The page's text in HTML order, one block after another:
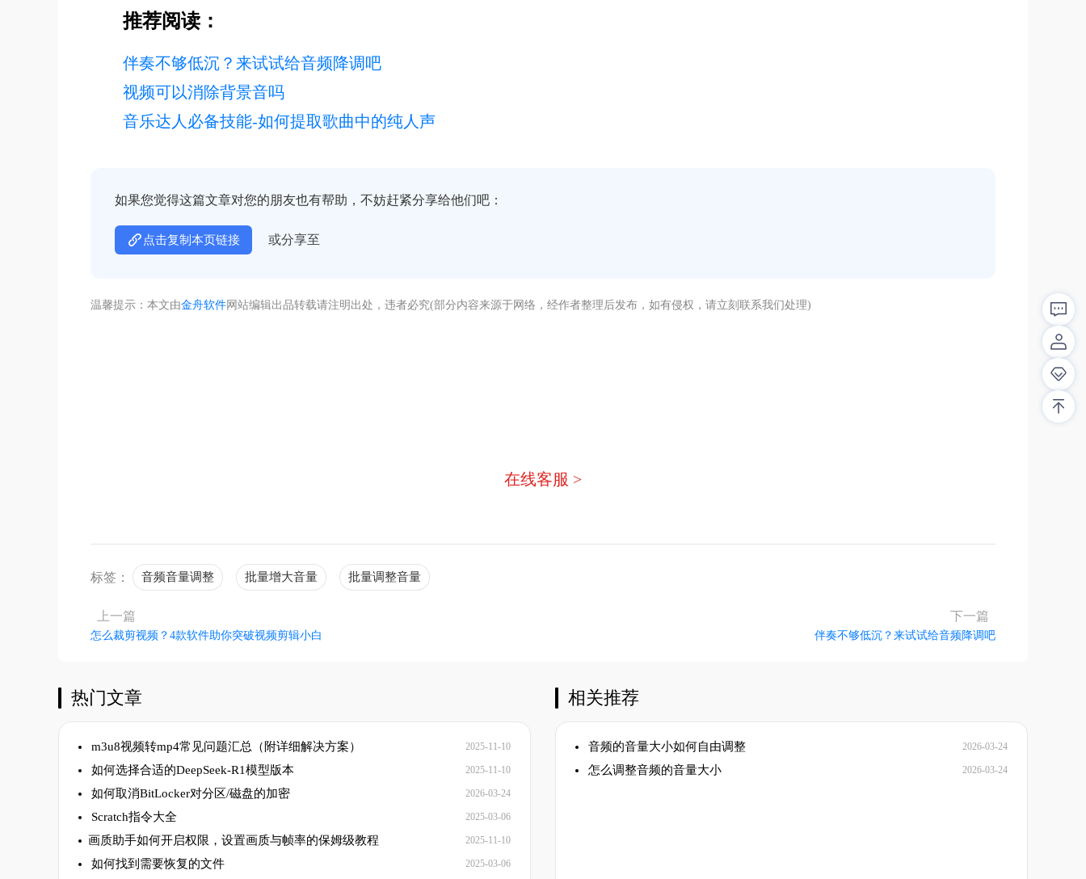
推荐阅读：
伴奏不够低沉？来试试给音频降调吧
视频可以消除背景音吗
音乐达人必备技能-如何提取歌曲中的纯人声
如果您觉得这篇文章对您的朋友也有帮助，不妨赶紧分享给他们吧：
点击复制本页链接 或分享至
温馨提示：本文由金舟软件网站编辑出品转载请注明出处，违者必究(部分内容来源于网络，经作者整理后发布，如有侵权，请立刻联系我们处理)
在线客服 >
标签： 音频音量调整 批量增大音量 批量调整音量
上一篇
怎么裁剪视频？4款软件助你突破视频剪辑小白
下一篇
伴奏不够低沉？来试试给音频降调吧
热门文章
m3u8视频转mp4常见问题汇总（附详细解决方案） 2025-11-10
如何选择合适的DeepSeek-R1模型版本 2025-11-10
如何取消BitLocker对分区/磁盘的加密 2026-03-24
Scratch指令大全 2025-03-06
​画质助手如何开启权限，设置画质与帧率的保姆级教程 2025-11-10
如何找到需要恢复的文件 2025-03-06
相关推荐
音频的音量大小如何自由调整 2026-03-24
怎么调整音频的音量大小 2026-03-24